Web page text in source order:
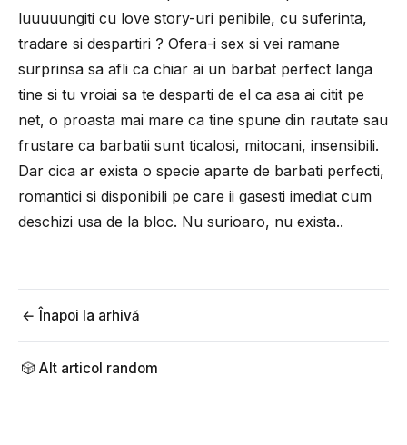
luuuuungiti cu love story-uri penibile, cu suferinta,
tradare si despartiri ? Ofera-i sex si vei ramane
surprinsa sa afli ca chiar ai un barbat perfect langa
tine si tu vroiai sa te desparti de el ca asa ai citit pe
net, o proasta mai mare ca tine spune din rautate sau
frustare ca barbatii sunt ticalosi, mitocani, insensibili.
Dar cica ar exista o specie aparte de barbati perfecti,
romantici si disponibili pe care ii gasesti imediat cum
deschizi usa de la bloc. Nu surioaro, nu exista..
← Înapoi la arhivă
🎲 Alt articol random